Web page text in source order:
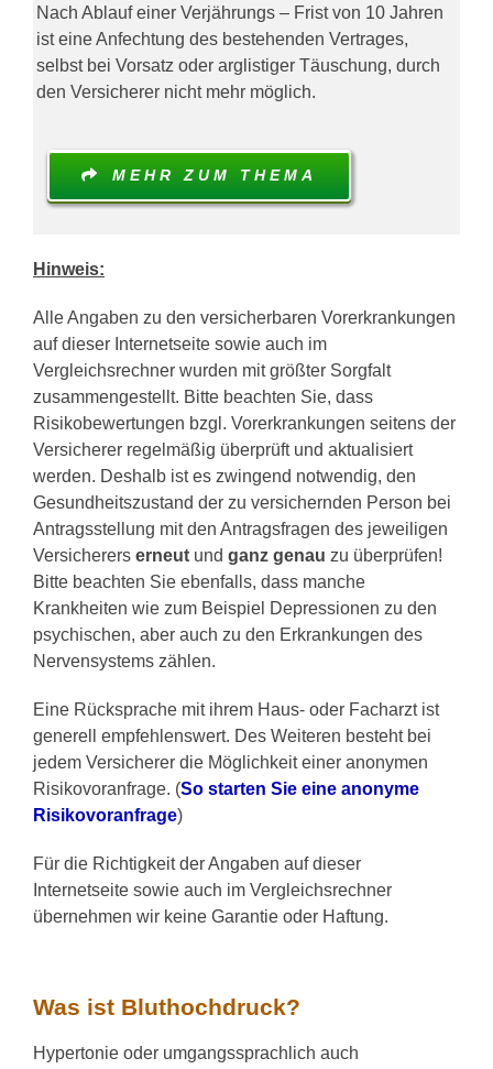
Nach Ablauf einer Verjährungs – Frist von 10 Jahren
ist eine Anfechtung des bestehenden Vertrages,
selbst bei Vorsatz oder arglistiger Täuschung, durch
den Versicherer nicht mehr möglich.
MEHR ZUM THEMA
Hinweis:
Alle Angaben zu den versicherbaren Vorerkrankungen
auf dieser Internetseite sowie auch im
Vergleichsrechner wurden mit größter Sorgfalt
zusammengestellt. Bitte beachten Sie, dass
Risikobewertungen bzgl. Vorerkrankungen seitens der
Versicherer regelmäßig überprüft und aktualisiert
werden. Deshalb ist es zwingend notwendig, den
Gesundheitszustand der zu versichernden Person bei
Antragsstellung mit den Antragsfragen des jeweiligen
Versicherers erneutund ganz genau zu überprüfen!
Bitte beachten Sie ebenfalls, dass manche
Krankheiten wie zum Beispiel Depressionen zu den
psychischen, aber auch zu den Erkrankungen des
Nervensystems zählen.
Eine Rücksprache mit ihrem Haus- oder Facharzt ist
generell empfehlenswert. Des Weiteren besteht bei
jedem Versicherer die Möglichkeit einer anonymen
Risikovoranfrage. (So starten Sie eine anonyme
Risikovoranfrage)
Für die Richtigkeit der Angaben auf dieser
Internetseite sowie auch im Vergleichsrechner
übernehmen wir keine Garantie oder Haftung.
Was ist Bluthochdruck?
Hypertonie oder umgangssprachlich auch